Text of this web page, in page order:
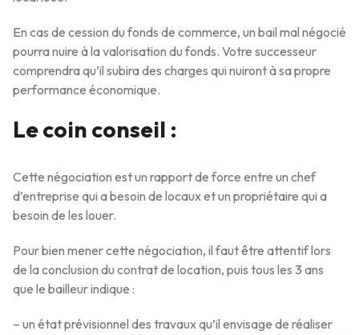
En cas de cession du fonds de commerce, un bail mal négocié
pourra nuire à la valorisation du fonds. Votre successeur
comprendra qu’il subira des charges qui nuiront à sa propre
performance économique.
Le coin conseil :
Cette négociation est un rapport de force entre un chef
d’entreprise qui a besoin de locaux et un propriétaire qui a
besoin de les louer.
Pour bien mener cette négociation, il faut être attentif lors
de la conclusion du contrat de location, puis tous les 3 ans
que le bailleur indique :
– un état prévisionnel des travaux qu’il envisage de réaliser